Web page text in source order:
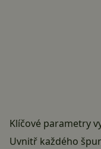
Klíčové parametry
Uvnitř každého